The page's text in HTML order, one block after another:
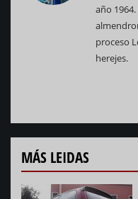
año
proceso
herejes.
MÁS LEIDAS